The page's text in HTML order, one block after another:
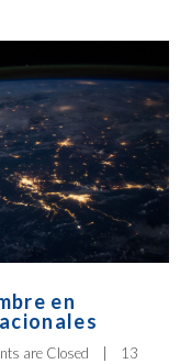
en
are Closed
13